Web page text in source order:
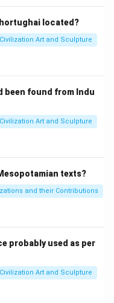
located?
Art and Sculpture
been found from Indu
Art and Sculpture
texts?
and their Contributions
probably used as per
Art and Sculpture